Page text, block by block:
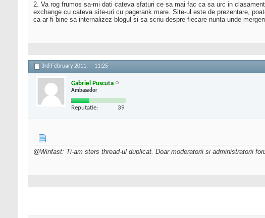
2. Va rog frumos sa-mi dati cateva sfaturi ce sa mai fac ca sa urc in
exchange cu cateva site-uri cu pagerank mare. Site-ul este de prezentare,
ca ar fi bine sa internalizez blogul si sa scriu despre fiecare nunta unde
3rd February 2011, 11:25
Gabriel Puscuta
Ambasador
Reputatie: 39
@Winfast: Ti-am sters thread-ul duplicat. Doar moderatorii si administratorii